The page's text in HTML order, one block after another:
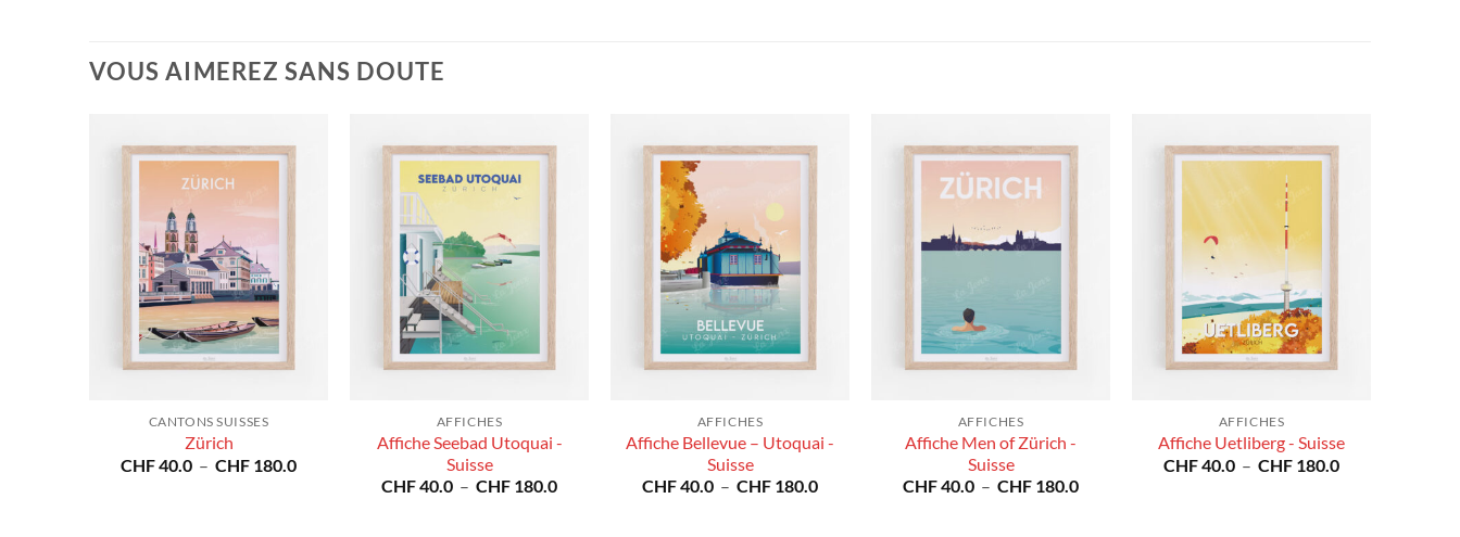
VOUS AIMEREZ SANS DOUTE
CANTONS SUISSES
Zürich
CHF40.0 – CHF 180.0Plage
AFFICHES
Affiche Seebad Utoquai -
Suisse
CHF40.0 – CHF 180.0Plage
AFFICHES
Affiche Bellevue – Utoquai -
Suisse
CHF40.0 – CHF 180.0Plage
AFFICHES
Affiche Men of Zürich -
Suisse
CHF40.0 – CHF 180.0Plage
AFFICHES
Affiche Uetliberg - Suisse
CHF40.0 – CHF 180.0Plage